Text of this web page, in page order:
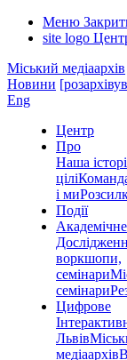
Меню
site logo
Міський медіаархів
Новини
Eng
Центр
Про
Наша
цілі
і ми
Події
Академічне
воркшопи,
семінари
семінари
Цифрове
Львів
медіаархів